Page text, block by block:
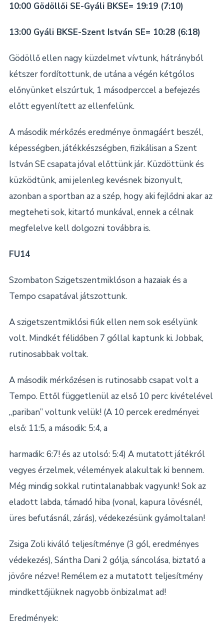
10:00 Gödöllői SE-Gyáli BKSE= 19:19 (7:10)
13:00 Gyáli BKSE-Szent István SE= 10:28 (6:18)
Gödöllő ellen nagy küzdelmet vívtunk, hátrányból
kétszer fordítottunk, de utána a végén kétgólos
előnyünket elszúrtuk, 1 másodperccel a befejezés
előtt egyenlített az ellenfelünk.
A második mérkőzés eredménye önmagáért beszél,
képességben, játékkészségben, fizikálisan a Szent
István SE csapata jóval előttünk jár. Küzdöttünk és
küzködtünk, ami jelenleg kevésnek bizonyult,
azonban a sportban az a szép, hogy aki fejlődni akar az
megteheti sok, kitartó munkával, ennek a célnak
megfelelve kell dolgozni továbbra is.
FU14
Szombaton Szigetszentmiklóson a hazaiak és a
Tempo csapatával játszottunk.
A szigetszentmiklósi fiúk ellen nem sok esélyünk
volt. Mindkét félidőben 7 góllal kaptunk ki. Jobbak,
rutinosabbak voltak.
A második mérkőzésen is rutinosabb csapat volt a
Tempo. Ettől függetlenül az első 10 perc kivételével
„pariban” voltunk velük! (A 10 percek eredményei:
első: 11:5, a második: 5:4, a
harmadik: 6:7! és az utolsó: 5:4) A mutatott játékról
vegyes érzelmek, vélemények alakultak ki bennem.
Még mindig sokkal rutintalanabbak vagyunk! Sok az
eladott labda, támadó hiba (vonal, kapura lövésnél,
üres befutásnál, zárás), védekezésünk gyámoltalan!
Zsiga Zoli kiváló teljesítménye (3 gól, eredményes
védekezés), Sántha Dani 2 gólja, sáncolása, biztató a
jövőre nézve! Remélem ez a mutatott teljesítmény
mindkettőjüknek nagyobb önbizalmat ad!
Eredmények: